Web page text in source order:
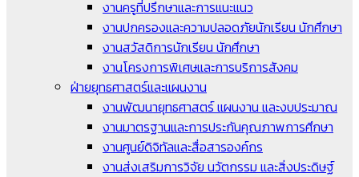
งานครูที่ปรึกษาและการแนะแนว
งานปกครองและความปลอดภัยนักเรียน นักศึกษา
งานสวัสดิการนักเรียน นักศึกษา
งานโครงการพิเศษและการบริการสังคม
ฝ่ายยุทธศาสตร์และแผนงาน
งานพัฒนายุทธศาสตร์ แผนงาน และงบประมาณ
งานมาตรฐานและการประกันคุณภาพการศึกษา
งานศูนย์ดิจิทัลและสื่อสารองค์กร
งานส่งเสริมการวิจัย นวัตกรรม และสิ่งประดิษฐ์